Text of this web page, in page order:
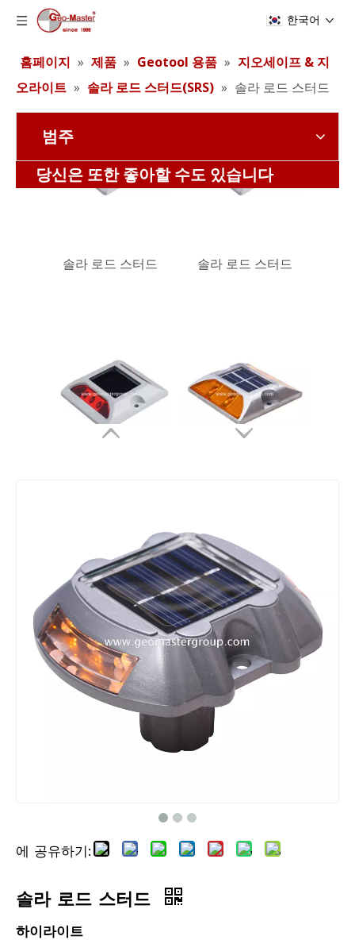
한국어
홈페이지 » 제품 » Geotool 용품 » 지오세이프 & 지
오라이트 » 솔라 로드 스터드(SRS) » 솔라 로드 스터드
범주
당신은 또한 좋아할 수도 있습니다
솔라 로드 스터드 솔라 로드 스터드
솔라 로드 스터드 솔라 로드 스터드
솔라 로드 스터드 솔라 로드 스터드
에 공유하기:
솔라 로드 스터드
하이라이트